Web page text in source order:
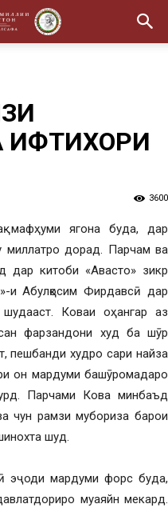
ИФТИХОРИ
3600
мафҳуми ягона буда, дар
миллатро дорад. Парчам ва
дар китоби «Авасто» зикр
и Абулқосим Фирдавсӣ дар
шудааст. Коваи оҳангар аз
фарзандони худ ба шӯр
пешбанди худро сари найза
он мардуми башӯромадаро
Парчами Кова минбаъд
чун рамзи мубориза барои
шуд.
эҷоди мардуми форс буда,
муаяйн мекард.